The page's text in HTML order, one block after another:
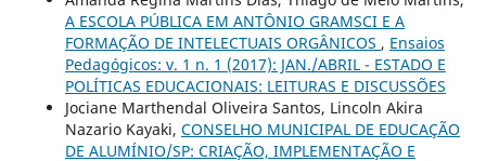
A ESCOLA PÚBLICA EM ANTÔNIO GRAMSCI E A
FORMAÇÃO DE INTELECTUAIS ORGÂNICOS , Ensaios
Pedagógicos: v. 1 n. 1 (2017): JAN./ABRIL - ESTADO E
POLÍTICAS EDUCACIONAIS: LEITURAS E DISCUSSÕES
Jociane Marthendal Oliveira Santos, Lincoln Akira
Nazario Kayaki, CONSELHO MUNICIPAL DE EDUCAÇÃO
DE ALUMÍNIO/SP: CRIAÇÃO, IMPLEMENTAÇÃO E